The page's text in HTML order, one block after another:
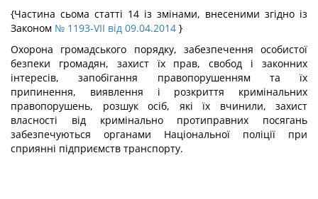
{Частина сьома статті 14 із змінами, внесеними згідно із
Законом № 1193-VII від 09.04.2014 }
Охорона громадського порядку, забезпечення особистої
безпеки громадян, захист їх прав, свобод і законних
інтересів, запобігання правопорушенням та їх
припинення, виявлення і розкриття кримінальних
правопорушень, розшук осіб, які їх вчинили, захист
власності від кримінально протиправних посягань
забезпечуються органами Національної поліції при
сприянні підприємств транспорту.